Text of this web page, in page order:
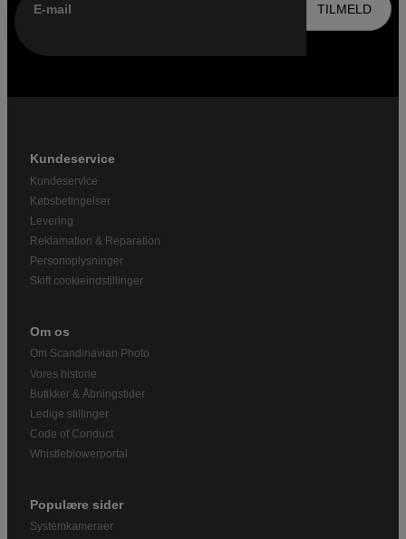
E-mail TILMELD
Kundeservice
Kundeservice
Købsbetingelser
Levering
Reklamation & Reparation
Personoplysninger
Skift cookieindstillinger
Om os
Om Scandinavian Photo
Vores historie
Butikker & Åbningstider
Ledige stillinger
Code of Conduct
Whistleblowerportal
Populære sider
Systemkameraer